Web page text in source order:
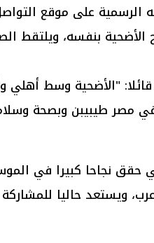
على موقع
بنفسه، ويلتقط
"الأضحية وسط أهلي
طيبيبن وبصحة
حقق نجاحا كبيرا في
ويستعد حاليا